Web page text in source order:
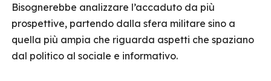
Bisognerebbe analizzare l’accaduto da più
prospettive, partendo dalla sfera militare sino a
quella più ampia che riguarda aspetti che spaziano
dal politico al sociale e informativo.